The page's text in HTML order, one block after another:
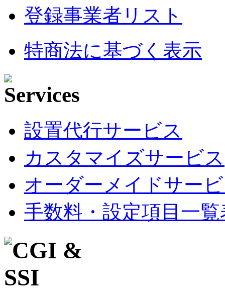
登録事業者リスト
特商法に基づく表示
設置代行サービス
カスタマイズサービス
オーダーメイドサー
手数料・設定項目一覧